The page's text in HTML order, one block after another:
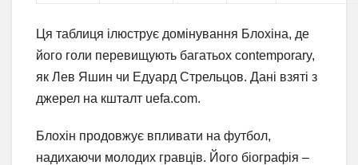
Ця таблиця ілюструє домінування Блохіна, де
його голи перевищують багатьох contemporary,
як Лев Яшин чи Едуард Стрельцов. Дані взяті з
джерел на кшталт uefa.com.
Блохін продовжує впливати на футбол,
надихаючи молодих гравців. Його біографія –